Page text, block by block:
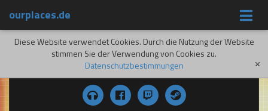
Diese Website verwendet Cookies. Durch die Nutzung der Website
stimmen Sie der Verwendung von Cookies zu.
Datenschutzbestimmungen
[x]
ourplaces.de